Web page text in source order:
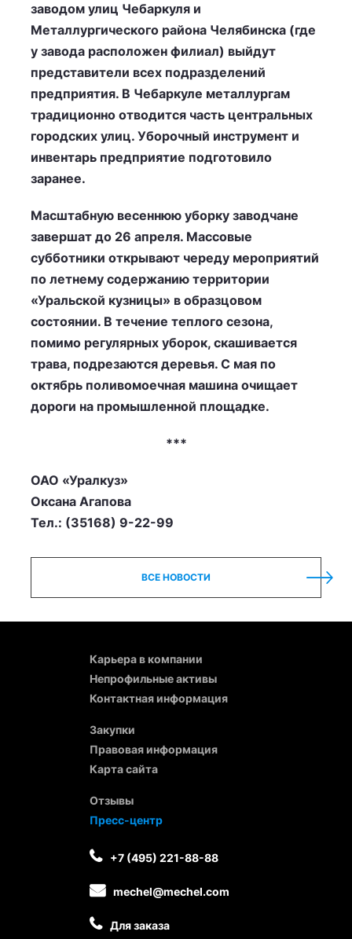
заводом улиц Чебаркуля и
Металлургического района Челябинска (где
у завода расположен филиал) выйдут
представители всех подразделений
предприятия. В Чебаркуле металлургам
традиционно отводится часть центральных
городских улиц. Уборочный инструмент и
инвентарь предприятие подготовило
заранее.
Масштабную весеннюю уборку заводчане
завершат до 26 апреля. Массовые
субботники открывают череду мероприятий
по летнему содержанию территории
«Уральской кузницы» в образцовом
состоянии. В течение теплого сезона,
помимо регулярных уборок, скашивается
трава, подрезаются деревья. С мая по
октябрь поливомоечная машина очищает
дороги на промышленной площадке.
***
ОАО «Уралкуз»
Оксана Агапова
Тел.: (35168) 9-22-99
ВСЕ НОВОСТИ
Карьера в компании
Непрофильные активы
Контактная информация
Закупки
Правовая информация
Карта сайта
Отзывы
Пресс-центр
+7 (495) 221-88-88
mechel@mechel.com
Для заказа